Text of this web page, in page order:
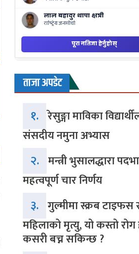
ताजा अपडेट
१. रेसुङ्गा माविका
संसदीय नमुना अभ्यास
२. मन्त्री भुसालद्धारा
महत्वपूर्ण चार निर्णय
३. गुल्मीमा स्क्रब टाइफस
महिलाको मृत्यु, यो कस्तो रोग
कसरी बच्न सकिन्छ ?